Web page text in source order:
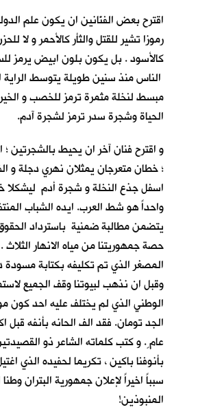
اقترح بعض الفنّانين ان يكون علم
رموزا تشير للقتل والثأر كالأحمر و لا
كالأسود . بل يكون بلون ابيض يرمز
الناس منذ سنين طويلة يتوسط الراية
مبسط لنخلة مثمرة ترمز للخصب و
الحياة وشجرة سدر ترمز لشجرة آدم.
و اقترح فنان آخر ان يحيط بالشجرتين
؛ خطان متعرجان يمثلان نهري دجلة و
اسفل جذع النخلة و شجرة أدم ليشكلا
واحداً هو شط العرب. ايده الشباب
يتضمن مطالبة ضمنية باسترداد
حصة جمهوريتنا من مياه الانهار
المصغر الذي تم تكليفه بكتابة مسودة
وقبل ان نذهب لبيوتنا وقف الجميع
الوطني الذي لم يختلف عليه احد كون
الجد تومان. فقد الف الحانه بأنفه
عام ٍ. و كتب كلماته الشاعر ذو
بأنوفنا باكين ، تكريما لحفيده الذي
سبباً اخيراً لإعلان جمهورية البتران
المنبوذين!